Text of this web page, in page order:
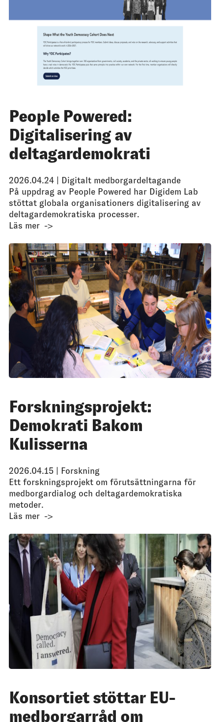
People Powered:
Digitalisering av
deltagardemokrati
2026.04.24 | Digitalt medborgardeltagande
På uppdrag av People Powered har Digidem Lab
stöttat globala organisationers digitalisering av
deltagardemokratiska processer.
Läs mer
Forskningsprojekt:
Demokrati Bakom
Kulisserna
2026.04.15 |
Forskning
Ett forskningsprojekt om förutsättningarna för
medborgardialog och deltagardemokratiska
metoder.
Läs mer
Konsortiet stöttar EU-
medborgarråd om